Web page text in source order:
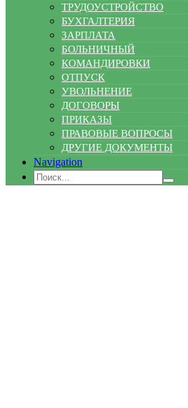
ТРУДОУСТРОЙСТВО
БУХГАЛТЕРИЯ
ЗАРПЛАТА
БОЛЬНИЧНЫЙ
КОМАНДИРОВКИ
ОТПУСК
УВОЛЬНЕНИЕ
ДОГОВОРЫ
ПРИКАЗЫ
ПРАВОВЫЕ ВОПРОСЫ
ДРУГИЕ ДОКУМЕНТЫ
Navigation